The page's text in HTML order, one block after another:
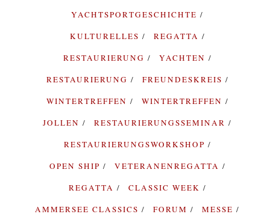
YACHTSPORTGESCHICHTE
KULTURELLES
REGATTA
RESTAURIERUNG
YACHTEN
RESTAURIERUNG
FREUNDESKREIS
WINTERTREFFEN
WINTERTREFFEN
JOLLEN
RESTAURIERUNGSSEMINAR
RESTAURIERUNGSWORKSHOP
OPEN SHIP
VETERANENREGATTA
REGATTA
CLASSIC WEEK
AMMERSEE CLASSICS
FORUM MESSE